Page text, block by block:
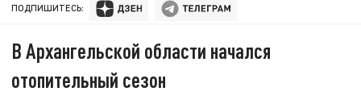
ПОДПИШИТЕСЬ:
В Архангельской области начался
отопительный сезон